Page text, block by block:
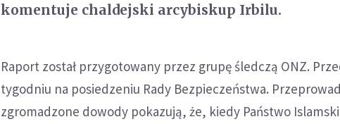
komentuje chaldejski arcybiskup Irbilu.
Raport został przygotowany przez grupę śledczą ONZ.
tygodniu na posiedzeniu Rady Bezpieczeństwa.
zgromadzone dowody pokazują, że, kiedy Państwo